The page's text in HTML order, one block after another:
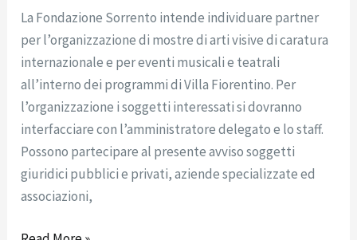
La Fondazione Sorrento intende individuare partner
per l’organizzazione di mostre di arti visive di caratura
internazionale e per eventi musicali e teatrali
all’interno dei programmi di Villa Fiorentino. Per
l’organizzazione i soggetti interessati si dovranno
interfacciare con l’amministratore delegato e lo staff.
Possono partecipare al presente avviso soggetti
giuridici pubblici e privati, aziende specializzate ed
associazioni,
EVENTI